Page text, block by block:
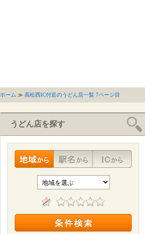
ホーム ≫ 高松西IC付近のうどん店一覧 7ページ目
うどん店を探す